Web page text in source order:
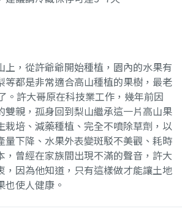
上，從許爺爺開始種植，園內的水果有
等都是非常適合高山種植的果樹，最老
。許大哥原在科技業工作，幾年前因
雙親，孤身回到梨山繼承這一片高山果
栽培、減藥種植、完全不噴除草劑，以
量下降、水果外表變斑駁不美觀、耗時
，曾經在家族間出現不滿的聲音，許大
，因為他知道，只有這樣做才能讓土地
使人健康。